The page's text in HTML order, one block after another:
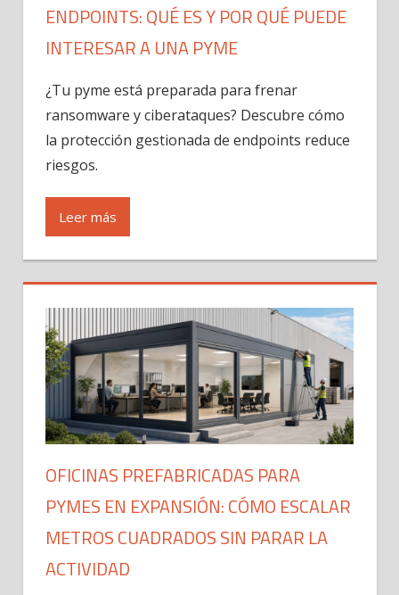
ENDPOINTS: QUÉ ES Y POR QUÉ PUEDE
INTERESAR A UNA PYME
¿Tu pyme está preparada para frenar
ransomware y ciberataques? Descubre cómo
la protección gestionada de endpoints reduce
riesgos.
Leer más
OFICINAS PREFABRICADAS PARA
PYMES EN EXPANSIÓN: CÓMO ESCALAR
METROS CUADRADOS SIN PARAR LA
ACTIVIDAD